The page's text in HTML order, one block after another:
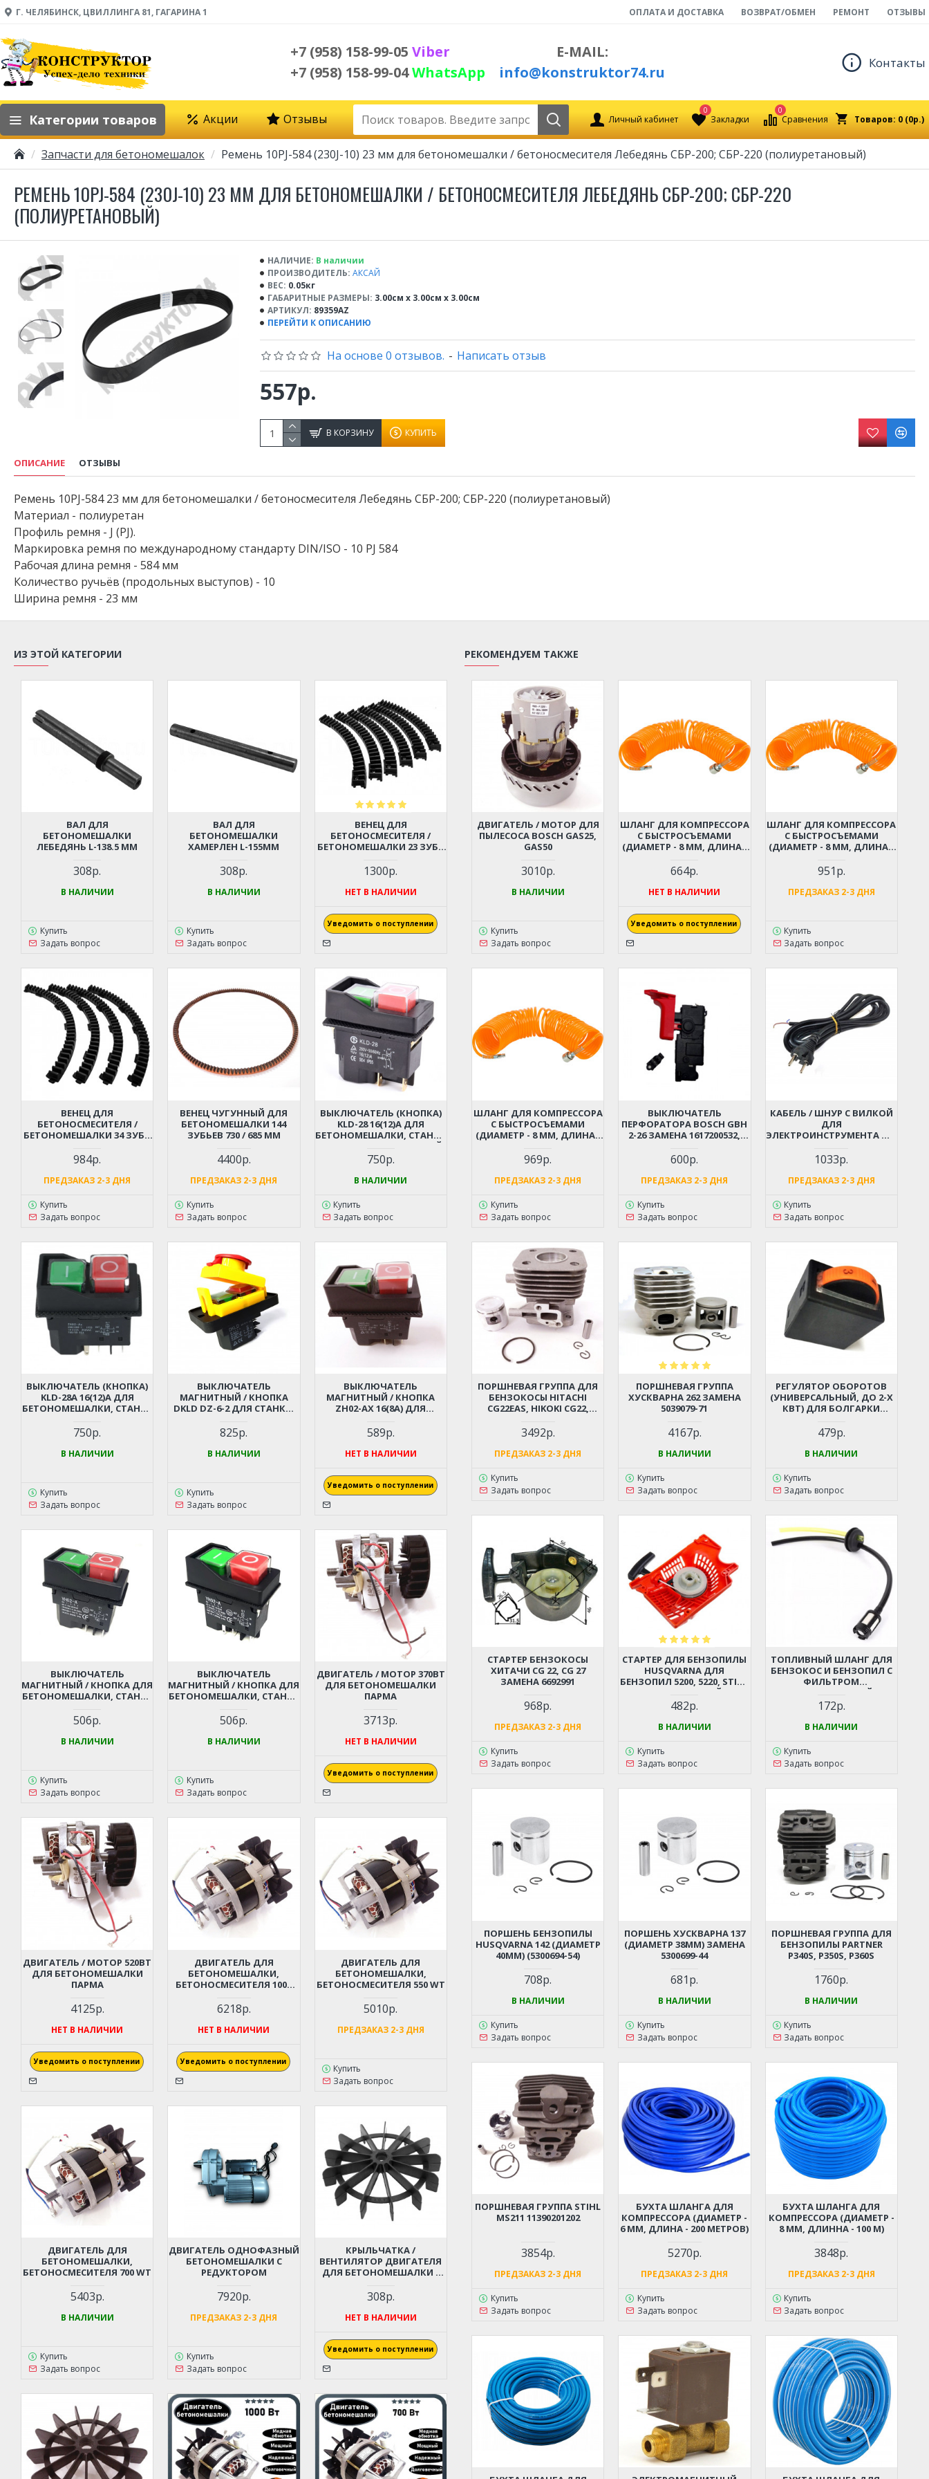
Г. ЧЕЛЯБИНСК, ЦВИЛЛИНГА 81, ГАГАРИНА 1 ОПЛАТА И ДОСТАВКА ВОЗВРАТ/ОБМЕН РЕМОНТ ОТЗЫВЫ
+7 (958) 158-99-05 Viber
+7 (958) 158-99-04WhatsApp
E-MAIL:
info@konstruktor74.ru
Контакты
Категории товаров Акции Отзывы Личный кабинет Закладки
0
Сравнения
0
Товаров: 0 (0р.)
Запчасти для бетономешалок Ремень 10PJ-584 (230J-10) 23 мм для бетономешалки / бетоносмесителя Лебедянь СБР-200; СБР-220 (полиуретановый)
РЕМЕНЬ 10PJ-584 (230J-10) 23 ММ ДЛЯ БЕТОНОМЕШАЛКИ / БЕТОНОСМЕСИТЕЛЯ ЛЕБЕДЯНЬ СБР-200; СБР-220
(ПОЛИУРЕТАНОВЫЙ)
НАЛИЧИЕ: В наличии
ПРОИЗВОДИТЕЛЬ: АКСАЙ
ВЕС: 0.05кг
ГАБАРИТНЫЕ РАЗМЕРЫ: 3.00см x 3.00см x 3.00см
АРТИКУЛ: 89359AZ
ПЕРЕЙТИ К ОПИСАНИЮ
На основе 0 отзывов. - Написать отзыв
557р.
В КОРЗИНУ КУПИТЬ
ОПИСАНИЕ ОТЗЫВЫ
Ремень 10PJ-584 23 мм для бетономешалки / бетоносмесителя Лебедянь СБР-200; СБР-220 (полиуретановый)
Материал - полиуретан
Профиль ремня - J (PJ).
Маркировка ремня по международному стандарту DIN/ISO - 10 PJ 584
Рабочая длина ремня - 584 мм
Количество ручьёв (продольных выступов) - 10
Ширина ремня - 23 мм
ИЗ ЭТОЙ КАТЕГОРИИ
ВАЛ ДЛЯ
БЕТОНОМЕШАЛКИ
ЛЕБЕДЯНЬ L-138.5 ММ
308р.
В НАЛИЧИИ
Купить
Задать вопрос
ВАЛ ДЛЯ
БЕТОНОМЕШАЛКИ
ХАМЕРЛЕН L-155ММ
308р.
В НАЛИЧИИ
Купить
Задать вопрос
ВЕНЕЦ ДЛЯ
БЕТОНОСМЕСИТЕЛЯ /
БЕТОНОМЕШАЛКИ 23 ЗУБА
М130 – 190
1300р.
НЕТ В НАЛИЧИИ
Уведомить о поступлении
ВЕНЕЦ ДЛЯ
БЕТОНОСМЕСИТЕЛЯ /
БЕТОНОМЕШАЛКИ 34 ЗУБА
Б130-180 (КОМПЛЕКТ 4 ШТ.)
984р.
ПРЕДЗАКАЗ 2-3 ДНЯ
Купить
Задать вопрос
ВЕНЕЦ ЧУГУННЫЙ ДЛЯ
БЕТОНОМЕШАЛКИ 144
ЗУБЬЕВ 730 / 685 ММ
4400р.
ПРЕДЗАКАЗ 2-3 ДНЯ
Купить
Задать вопрос
ВЫКЛЮЧАТЕЛЬ (КНОПКА)
KLD-28 16(12)A ДЛЯ
БЕТОНОМЕШАЛКИ, СТАНКА
4 КОНТАКТА (МАГНИТНЫЙ,
ВОДОНЕПРОНИЦАЕМЫЙ)
750р.
В НАЛИЧИИ
Купить
Задать вопрос
ВЫКЛЮЧАТЕЛЬ (КНОПКА)
KLD-28A 16(12)A ДЛЯ
БЕТОНОМЕШАЛКИ, СТАНКА
(МАГНИТНЫЙ,
ВОДОНЕПРОНИЦАЕМЫЙ)
750р.
В НАЛИЧИИ
Купить
Задать вопрос
ВЫКЛЮЧАТЕЛЬ
МАГНИТНЫЙ / КНОПКА
DKLD DZ-6-2 ДЛЯ СТАНКА,
БЕТОНОМЕШАЛКИ (4
КОНТАКТА)
825р.
В НАЛИЧИИ
Купить
Задать вопрос
ВЫКЛЮЧАТЕЛЬ
МАГНИТНЫЙ / КНОПКА
ZH02-AX 16(8A) ДЛЯ
СТАНКА, КОМПРЕССОРА (4
КОНТАКТА)
589р.
НЕТ В НАЛИЧИИ
Уведомить о поступлении
ВЫКЛЮЧАТЕЛЬ
МАГНИТНЫЙ / КНОПКА ДЛЯ
БЕТОНОМЕШАЛКИ, СТАНКА
ВОДОНЕПРОНИЦАЕМЫЙ)
506р.
В НАЛИЧИИ
Купить
Задать вопрос
ВЫКЛЮЧАТЕЛЬ
МАГНИТНЫЙ / КНОПКА ДЛЯ
БЕТОНОМЕШАЛКИ, СТАНКА
ВОДОНЕПРОНИЦАЕМЫЙ)
506р.
В НАЛИЧИИ
Купить
Задать вопрос
ДВИГАТЕЛЬ / МОТОР 370ВТ
ДЛЯ БЕТОНОМЕШАЛКИ
ПАРМА
3713р.
НЕТ В НАЛИЧИИ
Уведомить о поступлении
ДВИГАТЕЛЬ / МОТОР 520ВТ
ДЛЯ БЕТОНОМЕШАЛКИ
ПАРМА
4125р.
НЕТ В НАЛИЧИИ
Уведомить о поступлении
ДВИГАТЕЛЬ ДЛЯ
БЕТОНОМЕШАЛКИ,
БЕТОНОСМЕСИТЕЛЯ 1000
6218р.
НЕТ В НАЛИЧИИ
Уведомить о поступлении
ДВИГАТЕЛЬ ДЛЯ
БЕТОНОМЕШАЛКИ,
БЕТОНОСМЕСИТЕЛЯ 550 WT
5010р.
ПРЕДЗАКАЗ 2-3 ДНЯ
Купить
Задать вопрос
ДВИГАТЕЛЬ ДЛЯ
БЕТОНОМЕШАЛКИ,
БЕТОНОСМЕСИТЕЛЯ 700 WT
5403р.
В НАЛИЧИИ
Купить
Задать вопрос
ДВИГАТЕЛЬ ОДНОФАЗНЫЙ
БЕТОНОМЕШАЛКИ С
РЕДУКТОРОМ
7920р.
ПРЕДЗАКАЗ 2-3 ДНЯ
Купить
Задать вопрос
КРЫЛЬЧАТКА /
ВЕНТИЛЯТОР ДВИГАТЕЛЯ
ДЛЯ БЕТОНОМЕШАЛКИ /
ММ)
308р.
НЕТ В НАЛИЧИИ
Уведомить о поступлении
РЕКОМЕНДУЕМ ТАКЖЕ
ДВИГАТЕЛЬ / МОТОР ДЛЯ
ПЫЛЕСОСА BOSCH GAS25,
GAS50
3010р.
В НАЛИЧИИ
Купить
Задать вопрос
ШЛАНГ ДЛЯ КОМПРЕССОРА
С БЫСТРОСЪЕМАМИ
(ДИАМЕТР - 8 ММ, ДЛИНА -
664р.
НЕТ В НАЛИЧИИ
Уведомить о поступлении
ШЛАНГ ДЛЯ КОМПРЕССОРА
С БЫСТРОСЪЕМАМИ
(ДИАМЕТР - 8 ММ, ДЛИНА -
951р.
ПРЕДЗАКАЗ 2-3 ДНЯ
Купить
Задать вопрос
ШЛАНГ ДЛЯ КОМПРЕССОРА
С БЫСТРОСЪЕМАМИ
(ДИАМЕТР - 8 ММ, ДЛИНА -
969р.
ПРЕДЗАКАЗ 2-3 ДНЯ
Купить
Задать вопрос
ВЫКЛЮЧАТЕЛЬ
ПЕРФОРАТОРА BOSCH GBH
2-26 ЗАМЕНА 1617200532,
600р.
ПРЕДЗАКАЗ 2-3 ДНЯ
Купить
Задать вопрос
КАБЕЛЬ / ШНУР С ВИЛКОЙ
ДЛЯ
ЭЛЕКТРОИНСТРУМЕНТА ДО
МОРОЗОСТОЙКИЙ,
МЯГКИЙ, ИЗНОСОСТОЙКАЯ
РЕЗИНА
1033р.
ПРЕДЗАКАЗ 2-3 ДНЯ
Купить
Задать вопрос
ПОРШНЕВАЯ ГРУППА ДЛЯ
БЕНЗОКОСЫ HITACHI
CG22EAS, HIKOKI CG22,
6696531)
3492р.
ПРЕДЗАКАЗ 2-3 ДНЯ
Купить
Задать вопрос
ПОРШНЕВАЯ ГРУППА
ХУСКВАРНА 262 ЗАМЕНА
5039079-71
4167р.
В НАЛИЧИИ
Купить
Задать вопрос
РЕГУЛЯТОР ОБОРОТОВ
(УНИВЕРСАЛЬНЫЙ, ДО 2-Х
КВТ) ДЛЯ БОЛГАРКИ
ЭЛЕКТРОПИЛЫ,
ПЕРФОРАТОРА, ДРЕЛИ И
ПР.
479р.
В НАЛИЧИИ
Купить
Задать вопрос
СТАРТЕР БЕНЗОКОСЫ
ХИТАЧИ CG 22, CG 27
ЗАМЕНА 6692991
968р.
ПРЕДЗАКАЗ 2-3 ДНЯ
Купить
Задать вопрос
СТАРТЕР ДЛЯ БЕНЗОПИЛЫ
HUSQVARNA ДЛЯ
БЕНЗОПИЛ 5200, 5220, STIHL
362, 440 И ДР. (КИТАЙСКИЕ
БЕНЗОПИЛЫ 45-52СМ3,
ЦЫГАНКА)
482р.
В НАЛИЧИИ
Купить
Задать вопрос
ТОПЛИВНЫЙ ШЛАНГ ДЛЯ
БЕНЗОКОС И БЕНЗОПИЛ С
ФИЛЬТРОМ
(УНИВЕРСАЛЬНЫЙ)
172р.
В НАЛИЧИИ
Купить
Задать вопрос
ПОРШЕНЬ БЕНЗОПИЛЫ
HUSQVARNA 142 (ДИАМЕТР
40ММ) (5300694-54)
708р.
В НАЛИЧИИ
Купить
Задать вопрос
ПОРШЕНЬ ХУСКВАРНА 137
(ДИАМЕТР 38ММ) ЗАМЕНА
5300699-44
681р.
В НАЛИЧИИ
Купить
Задать вопрос
ПОРШНЕВАЯ ГРУППА ДЛЯ
БЕНЗОПИЛЫ PARTNER
P340S, P350S, P360S
1760р.
В НАЛИЧИИ
Купить
Задать вопрос
ПОРШНЕВАЯ ГРУППА STIHL
MS211 11390201202
3854р.
ПРЕДЗАКАЗ 2-3 ДНЯ
Купить
Задать вопрос
БУХТА ШЛАНГА ДЛЯ
КОМПРЕССОРА (ДИАМЕТР -
6 ММ, ДЛИНА - 200 МЕТРОВ)
5270р.
ПРЕДЗАКАЗ 2-3 ДНЯ
Купить
Задать вопрос
БУХТА ШЛАНГА ДЛЯ
КОМПРЕССОРА (ДИАМЕТР -
8 ММ, ДЛИННА - 100 М)
3848р.
ПРЕДЗАКАЗ 2-3 ДНЯ
Купить
Задать вопрос